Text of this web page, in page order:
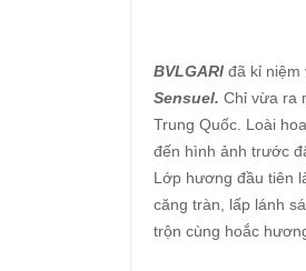
BVLGARI đã kỉ niệm
Sensuel. Chỉ vừa ra
Trung Quốc. Loài
đến hình ảnh trước
Lớp hương đầu tiên
căng tràn, lấp lánh
trộn cùng hoắc